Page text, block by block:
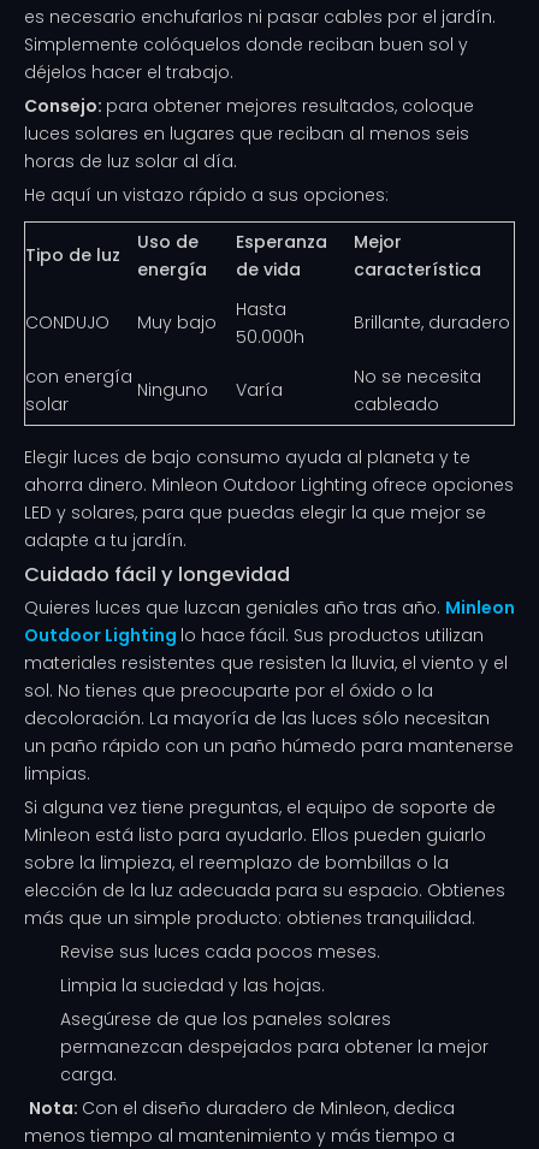
es necesario enchufarlos ni pasar cables por el jardín.
Simplemente colóquelos donde reciban buen sol y
déjelos hacer el trabajo.
Consejo: para obtener mejores resultados, coloque
luces solares en lugares que reciban al menos seis
horas de luz solar al día.
He aquí un vistazo rápido a sus opciones:
Tipo de luz
Uso de
energía
Esperanza
de vida
Mejor
característica
CONDUJO Muy bajo
Hasta
50.000h
Brillante, duradero
con energía
solar
Ninguno Varía
No se necesita
cableado
Elegir luces de bajo consumo ayuda al planeta y te
ahorra dinero. Minleon Outdoor Lighting ofrece opciones
LED y solares, para que puedas elegir la que mejor se
adapte a tu jardín.
Cuidado fácil y longevidad
Quieres luces que luzcan geniales año tras año. Minleon
Outdoor Lighting lo hace fácil. Sus productos utilizan
materiales resistentes que resisten la lluvia, el viento y el
sol. No tienes que preocuparte por el óxido o la
decoloración. La mayoría de las luces sólo necesitan
un paño rápido con un paño húmedo para mantenerse
limpias.
Si alguna vez tiene preguntas, el equipo de soporte de
Minleon está listo para ayudarlo. Ellos pueden guiarlo
sobre la limpieza, el reemplazo de bombillas o la
elección de la luz adecuada para su espacio. Obtienes
más que un simple producto: obtienes tranquilidad.
Revise sus luces cada pocos meses.
Limpia la suciedad y las hojas.
Asegúrese de que los paneles solares
permanezcan despejados para obtener la mejor
carga.
Nota: Con el diseño duradero de Minleon, dedica
menos tiempo al mantenimiento y más tiempo a